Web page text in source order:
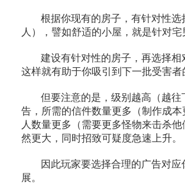
根据你现有的房子，有针对性选
人），譬如舒适的小屋，就是针对宅
建设有针对性的房子，再选择相
这样就有助于你吸引到下一批受害者
但要注意的是，级别越高（越往
告，所需的信件数量更多（制作成本
人数量更多（需要更多怪物来击杀他
然更大，同时招致可疑度急速上升。
因此玩家要选择合理的广告对应
展。